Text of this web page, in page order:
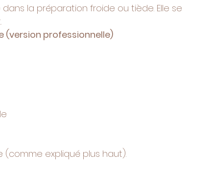
la préparation froide ou tiède. Elle se
(version professionnelle)
(comme expliqué plus haut).